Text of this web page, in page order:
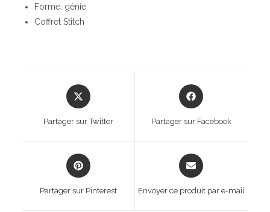
Forme: génie
Coffret Stitch
Opens
in
new
Partager sur Twitter
Opens
in
Partager sur Facebook
Opens
in
Partager sur Pinterest
Opens
in
new
Envoyer ce produit par e-mail